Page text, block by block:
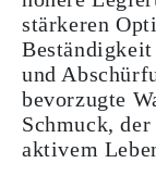
stärkeren
Beständigkeit
und
bevorzugte
Schmuck,
aktivem